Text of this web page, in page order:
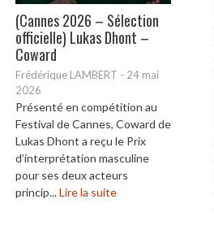
(Cannes 2026 – Sélection
officielle) Lukas Dhont –
Coward
Frédérique LAMBERT - 24 mai
2026
Présenté en compétition au
Festival de Cannes, Coward de
Lukas Dhont a reçu le Prix
d’interprétation masculine
pour ses deux acteurs
princip...Lire la suite